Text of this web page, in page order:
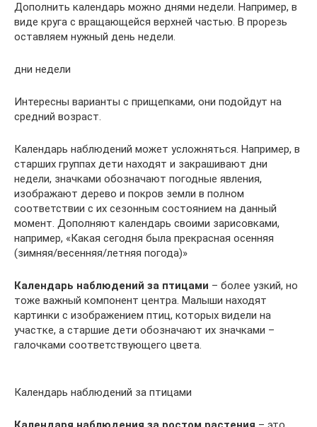
Дополнить календарь можно днями недели. Например, в
виде круга с вращающейся верхней частью. В прорезь
оставляем нужный день недели.
дни недели
Интересны варианты с прищепками, они подойдут на
средний возраст.
Календарь наблюдений может усложняться. Например, в
старших группах дети находят и закрашивают дни
недели, значками обозначают погодные явления,
изображают дерево и покров земли в полном
соответствии с их сезонным состоянием на данный
момент. Дополняют календарь своими зарисовками,
например, «Какая сегодня была прекрасная осенняя
(зимняя/весенняя/летняя погода)»
Календарь наблюдений за птицами – более узкий, но
тоже важный компонент центра. Малыши находят
картинки с изображением птиц, которых видели на
участке, а старшие дети обозначают их значками –
галочками соответствующего цвета.
Календарь наблюдений за птицами